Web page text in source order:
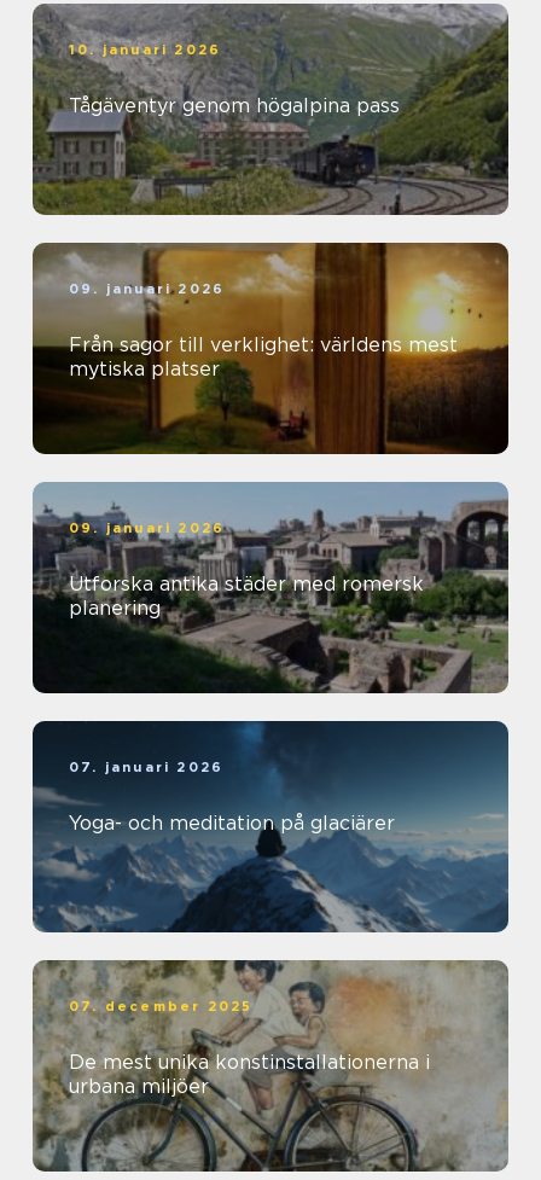
10. januari 2026
Tågäventyr genom högalpina pass
09. januari 2026
Från sagor till verklighet: världens mest
mytiska platser
09. januari 2026
Utforska antika städer med romersk
planering
07. januari 2026
Yoga- och meditation på glaciärer
07. december 2025
De mest unika konstinstallationerna i
urbana miljöer